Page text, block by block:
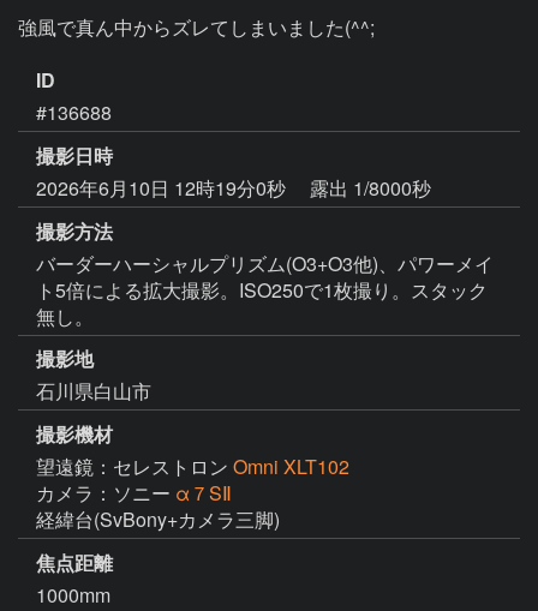
強風で真ん中からズレてしまいました(^^;
ID
#136688
撮影日時
2026年6月10日 12時19分0秒
露出 1/8000秒
撮影方法
バーダーハーシャルプリズム(O3+O3他)、パワーメイ
ト5倍による拡大撮影。ISO250で1枚撮り。スタック
無し。
撮影地
石川県白山市
撮影機材
望遠鏡：セレストロン Omni XLT102
カメラ：ソニー α７SⅡ
経緯台(SvBony+カメラ三脚)
焦点距離
1000mm